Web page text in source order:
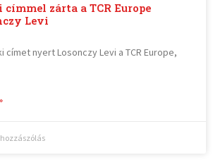
címmel zárta a TCR Europe
Levi
címet nyert Losonczy Levi a TCR Europe,